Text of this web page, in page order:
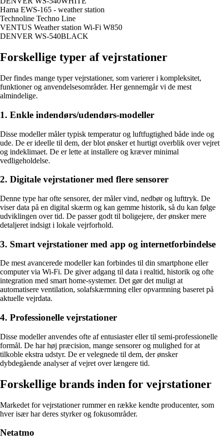
Hama EWS-165 - weather station
Technoline Techno Line
VENTUS Weather station Wi-Fi W850
DENVER WS-540BLACK
Forskellige typer af vejrstationer
Der findes mange typer vejrstationer, som varierer i kompleksitet,
funktioner og anvendelsesområder. Her gennemgår vi de mest
almindelige.
1. Enkle indendørs/udendørs-modeller
Disse modeller måler typisk temperatur og luftfugtighed både inde og
ude. De er ideelle til dem, der blot ønsker et hurtigt overblik over vejret
og indeklimaet. De er lette at installere og kræver minimal
vedligeholdelse.
2. Digitale vejrstationer med flere sensorer
Denne type har ofte sensorer, der måler vind, nedbør og lufttryk. De
viser data på en digital skærm og kan gemme historik, så du kan følge
udviklingen over tid. De passer godt til boligejere, der ønsker mere
detaljeret indsigt i lokale vejrforhold.
3. Smart vejrstationer med app og internetforbindelse
De mest avancerede modeller kan forbindes til din smartphone eller
computer via Wi-Fi. De giver adgang til data i realtid, historik og ofte
integration med smart home-systemer. Det gør det muligt at
automatisere ventilation, solafskærmning eller opvarmning baseret på
aktuelle vejrdata.
4. Professionelle vejrstationer
Disse modeller anvendes ofte af entusiaster eller til semi-professionelle
formål. De har høj præcision, mange sensorer og mulighed for at
tilkoble ekstra udstyr. De er velegnede til dem, der ønsker
dybdegående analyser af vejret over længere tid.
Forskellige brands inden for vejrstationer
Markedet for vejrstationer rummer en række kendte producenter, som
hver især har deres styrker og fokusområder.
Netatmo